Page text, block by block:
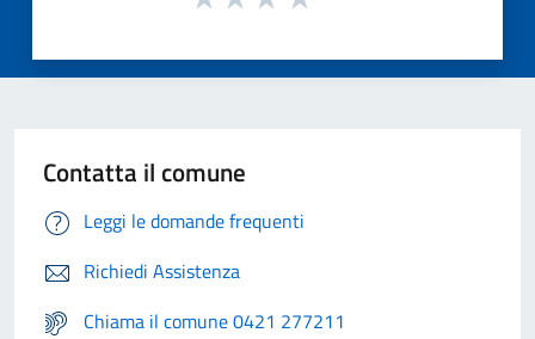
Contatta il comune
Leggi le domande frequenti
Richiedi Assistenza
Chiama il comune 0421 277211